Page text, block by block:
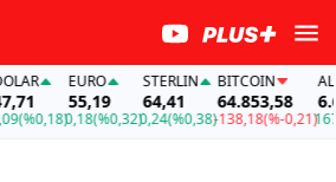
(%0,18)
EURO
55,19
0,18(%0,32)
STERLIN
64,41
0,24(%0,38)
BITCOIN
64.853,58
-138,18(%-0,21)